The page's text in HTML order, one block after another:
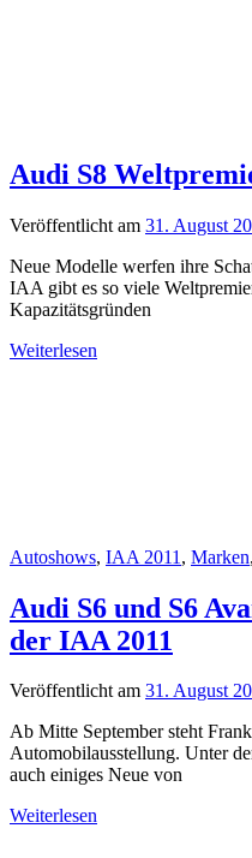
Audi S8
Veröffentlicht am 31. August
Neue Modelle werfen ihre
IAA gibt es so viele
Kapazitätsgründen
Weiterlesen
Autoshows, IAA 2011 , Marken,
Audi S6 und S6
der IAA 2011
Veröffentlicht am 31. August
Ab Mitte September steht
Automobilausstellung. Unter
auch einiges Neue von
Weiterlesen